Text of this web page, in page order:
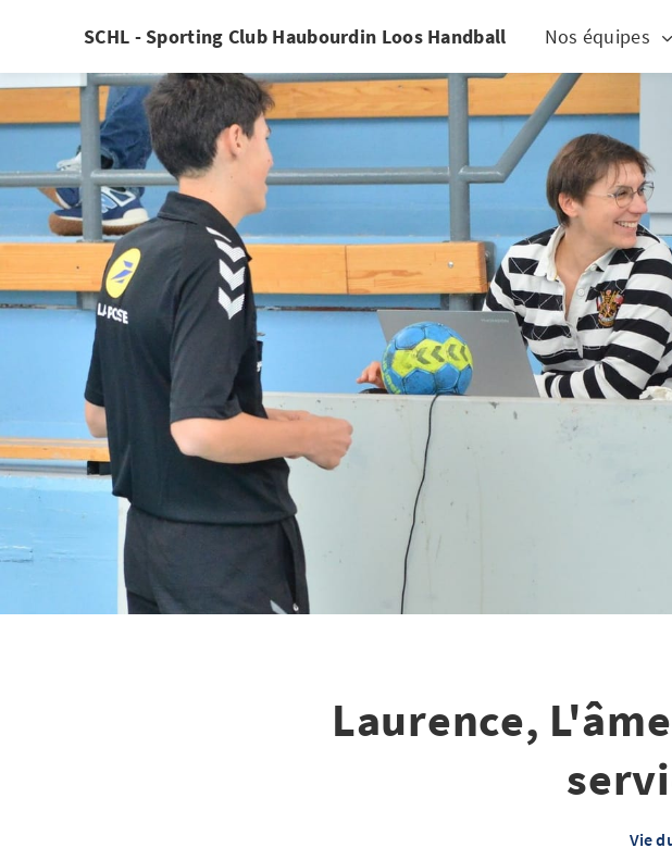
SCHL - Sporting Club Haubourdin Loos Handball Nos équipes
Laurence,
Vie